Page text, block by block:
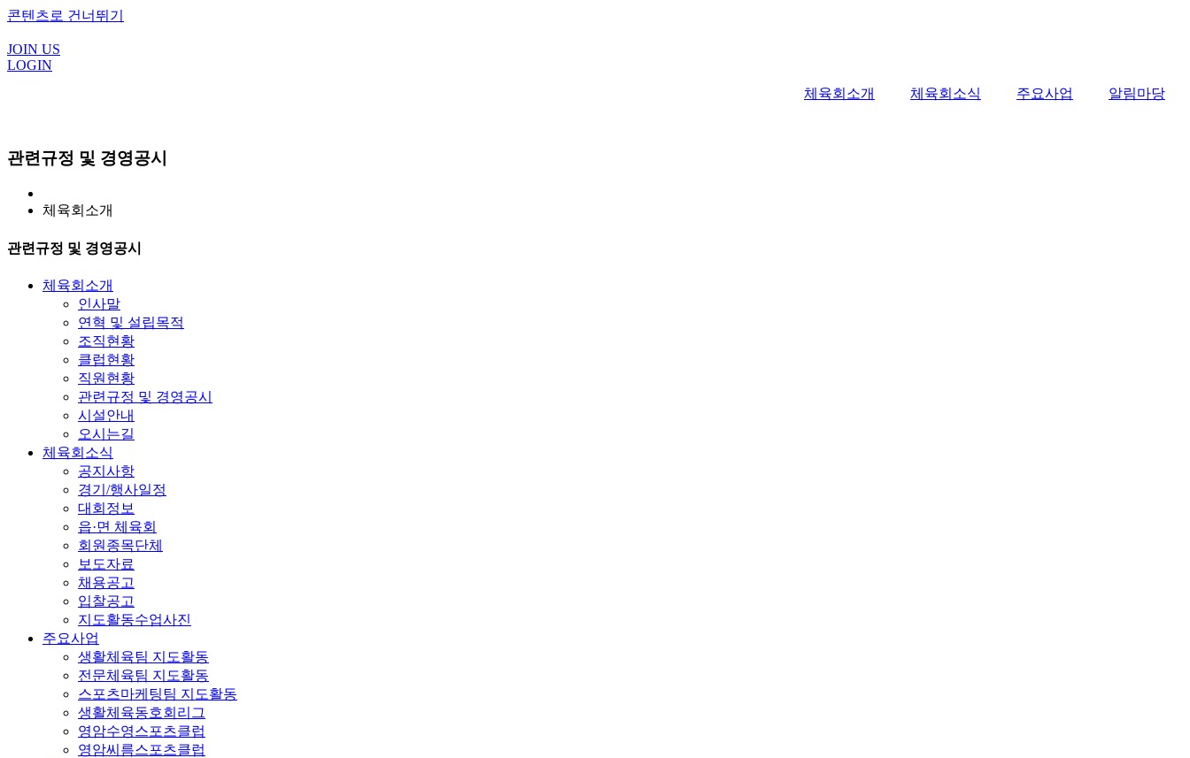
콘텐츠로 건너뛰기
JOIN US
LOGIN
체육회소개
체육회소식 주요사업 알림마당
관련규정 및 경영공시
체육회소개
관련규정 및 경영공시
체육회소개
인사말
연혁 및 설립목적
조직현황
클럽현황
직원현황
관련규정 및 경영공시
시설안내
오시는길
체육회소식
공지사항
경기/행사일정
대회정보
읍·면 체육회
회원종목단체
보도자료
채용공고
입찰공고
지도활동수업사진
주요사업
생활체육팀 지도활동
전문체육팀 지도활동
스포츠마케팅팀 지도활동
생활체육동호회리그
영암수영스포츠클럽
영암씨름스포츠클럽